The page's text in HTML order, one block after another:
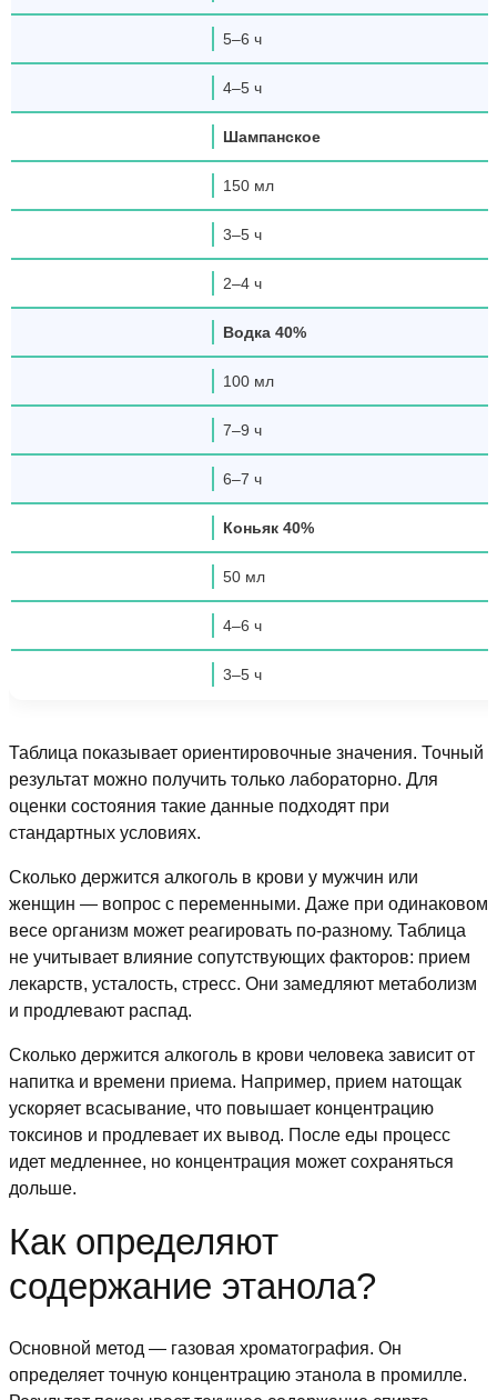
5–6 ч
4–5 ч
Шампанское
150 мл
3–5 ч
2–4 ч
Водка 40%
100 мл
7–9 ч
6–7 ч
Коньяк 40%
50 мл
4–6 ч
3–5 ч
Таблица показывает ориентировочные значения. Точный
результат можно получить только лабораторно. Для
оценки состояния такие данные подходят при
стандартных условиях.
Сколько держится алкоголь в крови у мужчин или
женщин — вопрос с переменными. Даже при одинаковом
весе организм может реагировать по-разному. Таблица
не учитывает влияние сопутствующих факторов: прием
лекарств, усталость, стресс. Они замедляют метаболизм
и продлевают распад.
Сколько держится алкоголь в крови человека зависит от
напитка и времени приема. Например, прием натощак
ускоряет всасывание, что повышает концентрацию
токсинов и продлевает их вывод. После еды процесс
идет медленнее, но концентрация может сохраняться
дольше.
Как определяют
содержание этанола?
Основной метод — газовая хроматография. Он
определяет точную концентрацию этанола в промилле.